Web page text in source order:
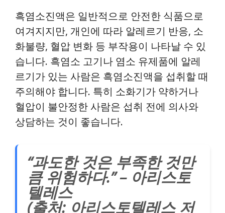
흑염소진액은 일반적으로 안전한 식품으로
여겨지지만, 개인에 따라 알레르기 반응, 소
화불량, 혈압 변화 등 부작용이 나타날 수 있
습니다. 흑염소 고기나 염소 유제품에 알레
르기가 있는 사람은 흑염소진액을 섭취할 때
주의해야 합니다. 특히 소화기가 약하거나
혈압이 불안정한 사람은 섭취 전에 의사와
상담하는 것이 좋습니다.
“과도한 것은 부족한 것만
큼 위험하다.” – 아리스토
텔레스
(출처: 아리스토텔레스 저